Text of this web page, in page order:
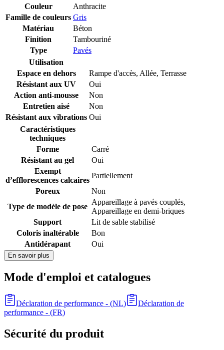
Couleur
Anthracite
Famille de couleurs Gris
Matériau
Béton
Finition
Tambouriné
Type
Pavés
Utilisation
Espace en dehors
Rampe d'accès, Allée, Terrasse
Résistant aux UV
Oui
Action anti-mousse
Non
Entretien aisé
Non
Résistant aux vibrations Oui
Caractéristiques
techniques
Forme
Carré
Résistant au gel
Oui
Exempt
d’efflorescences calcaires
Partiellement
Poreux
Non
Type de modèle de pose
Appareillage à pavés couplés,
Appareillage en demi-briques
Support
Lit de sable stabilisé
Coloris inaltérable
Bon
Antidérapant
Oui
En savoir plus
Mode d'emploi et catalogues
Déclaration de performance - (NL)
Déclaration de
performance - (FR)
Sécurité du produit